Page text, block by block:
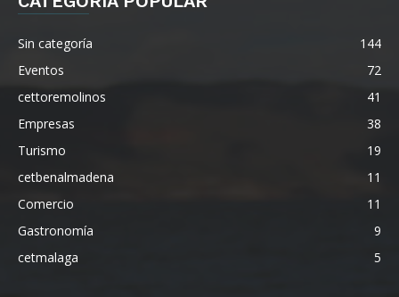
Sin categoría
144
Eventos
72
cettoremolinos
41
Empresas
38
Turismo
19
cetbenalmadena
11
Comercio
11
Gastronomía
9
cetmalaga
5